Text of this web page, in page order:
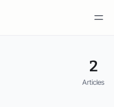
2
Articles